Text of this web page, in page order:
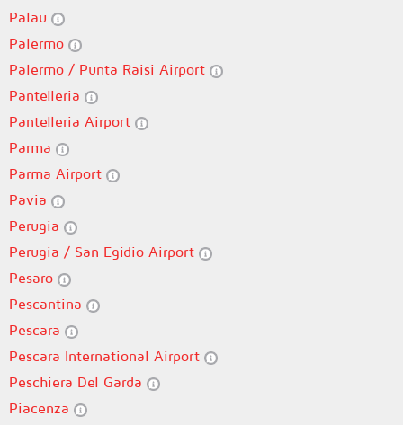
Palau
Palermo
Palermo / Punta Raisi Airport
Pantelleria
Pantelleria Airport
Parma
Parma Airport
Pavia
Perugia
Perugia / San Egidio Airport
Pesaro
Pescantina
Pescara
Pescara International Airport
Peschiera Del Garda
Piacenza